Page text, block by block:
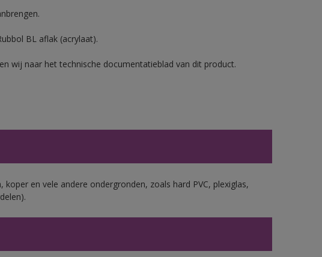
BL aflak (acrylaat).
wij naar het technische documentatieblad van dit product.
en vele andere ondergronden, zoals hard PVC, plexiglas,